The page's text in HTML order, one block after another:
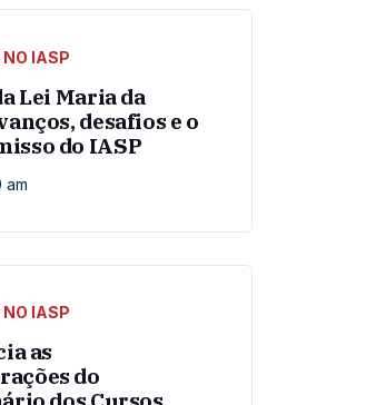
IASP
Lei Maria da
desafios e o
do IASP
am
IASP
as
do